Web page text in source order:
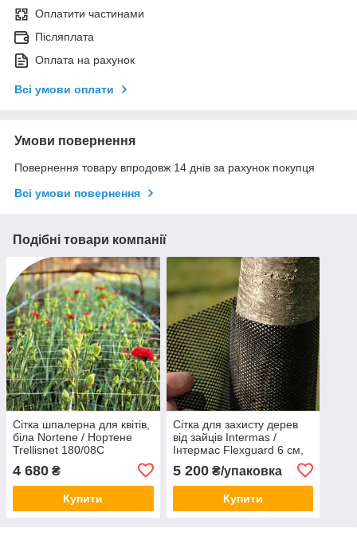
Оплатити частинами
Післяплата
Оплата на рахунок
Всі умови оплати
Умови повернення
Повернення товару впродовж 14 днів за рахунок покупця
Всі умови повернення
Подібні товари компанії
Сітка шпалерна для квітів,
біла Nortene / Нортене
Trellisnet 180/08C
4 680 ₴
Купити
Сітка для захисту дерев
від зайців Intermas /
Інтермас Flexguard 6 см,
5 200₴/упаковка
Купити